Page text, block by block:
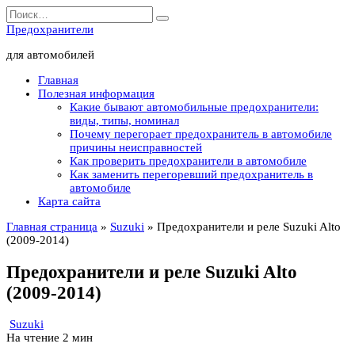
Перейти
к
содержанию
Search
for:
Предохранители
для автомобилей
Главная
Полезная информация
Какие бывают автомобильные предохранители:
виды, типы, номинал
Почему перегорает предохранитель в автомобиле
причины неисправностей
Как проверить предохранители в автомобиле
Как заменить перегоревший предохранитель в
автомобиле
Карта сайта
Главная страница » Suzuki » Предохранители и реле Suzuki Alto
(2009-2014)
Предохранители и реле Suzuki Alto
(2009-2014)
Suzuki
На чтение 2 мин